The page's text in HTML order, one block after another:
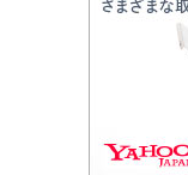
香
鹿児
英語・英会話・
小学校教師が
教育ジャーナ